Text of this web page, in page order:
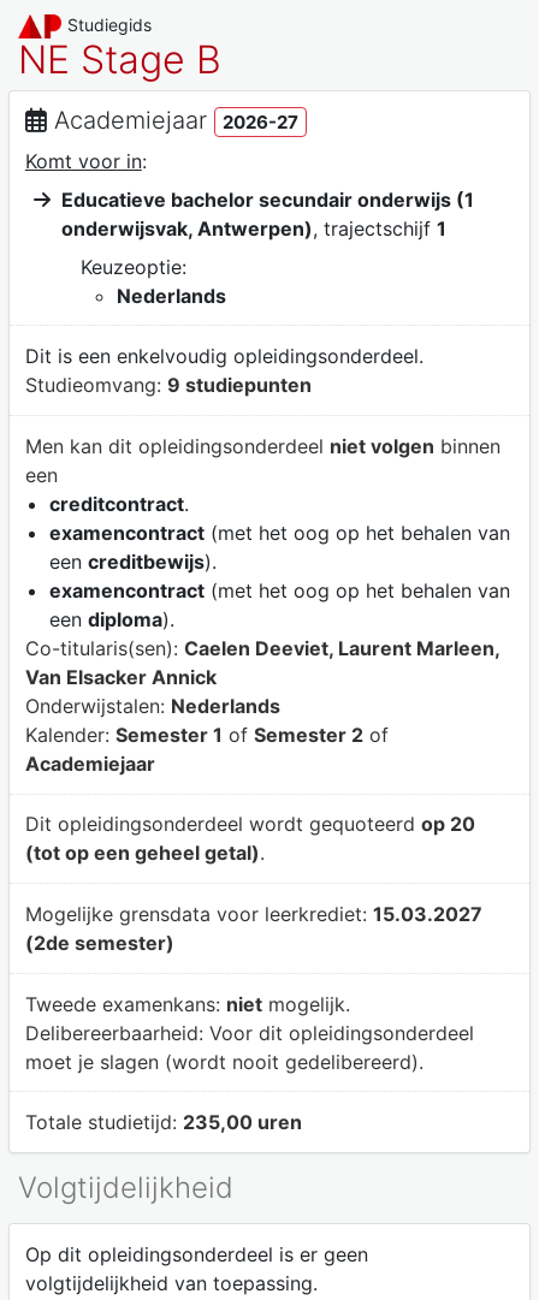
Studiegids
NE Stage B
Academiejaar 2026-27
Komt voor in:
Educatieve bachelor secundair onderwijs (1
onderwijsvak, Antwerpen), trajectschijf 1
Keuzeoptie:
Nederlands
Dit is een enkelvoudig opleidingsonderdeel.
Studieomvang: 9 studiepunten
Men kan dit opleidingsonderdeel niet volgen binnen
een
creditcontract.
examencontract(met het oog op het behalen van
een creditbewijs).
examencontract(met het oog op het behalen van
een diploma).
Co-titularis(sen): Caelen Deeviet, Laurent Marleen,
Van Elsacker Annick
Onderwijstalen: Nederlands
Kalender: Semester 1 of Semester 2of
Academiejaar
Dit opleidingsonderdeel wordt gequoteerd op 20
(tot op een geheel getal).
Mogelijke grensdata voor leerkrediet: 15.03.2027
(2de semester)
Tweede examenkans: nietmogelijk.
Delibereerbaarheid: Voor dit opleidingsonderdeel
moet je slagen (wordt nooit gedelibereerd).
Totale studietijd: 235,00 uren
Volgtijdelijkheid
Op dit opleidingsonderdeel is er geen
volgtijdelijkheid van toepassing.